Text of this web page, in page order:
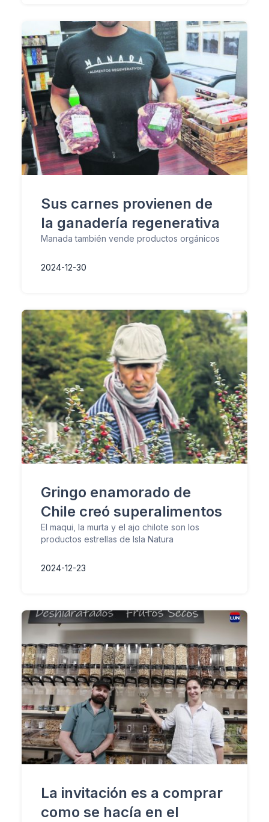
Sus carnes provienen de
la ganadería regenerativa
Manada también vende productos orgánicos
2024-12-30
Gringo enamorado de
Chile creó superalimentos
El maqui, la murta y el ajo chilote son los
productos estrellas de Isla Natura
2024-12-23
La invitación es a comprar
como se hacía en el